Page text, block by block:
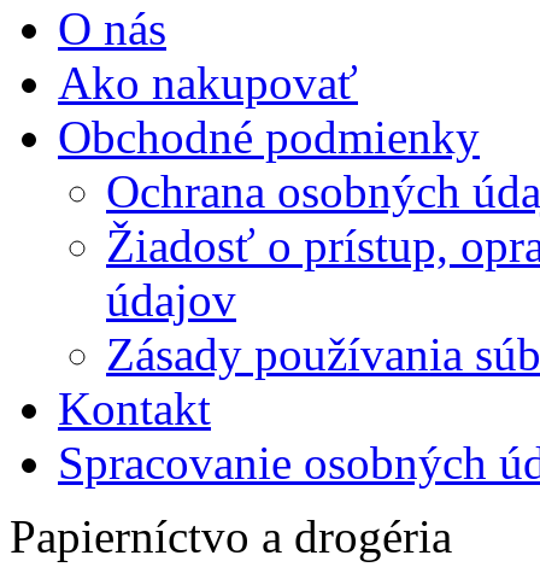
O nás
Ako nakupovať
Obchodné podmienky
Ochrana osobných
Žiadosť o prístup,
údajov
Zásady používania
Kontakt
Spracovanie osobných
Papierníctvo a drogéria